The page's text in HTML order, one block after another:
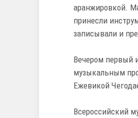
аранжировкой.
принесли
записывали и
Вечером первый
музыкальным
Ежевикой
Всероссийский